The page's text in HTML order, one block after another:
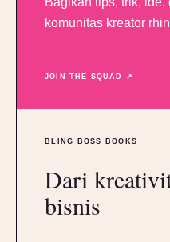
komunitas kreator
JOIN THE SQUAD ↗
BLING BOSS BOOKS
Dari
bisnis